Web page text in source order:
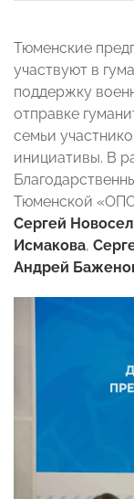
Тюменские
участвуют в
поддержку
отправке
семьи
инициативы. В
Тюменской
Сергей
Исмакова,
Андрей